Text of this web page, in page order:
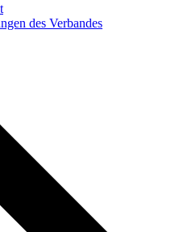
des Verbandes